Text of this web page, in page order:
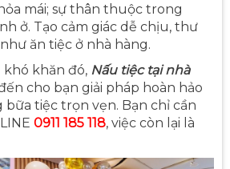
mái; sự thân thuộc trong
ở. Tạo cảm giác dễ chịu, thư
ăn tiệc ở nhà hàng.
khăn đó, Nấu tiệc tại nhà
cho bạn giải pháp hoàn hảo
tiệc trọn vẹn. Bạn chỉ cần
0911 185 118, việc còn lại là